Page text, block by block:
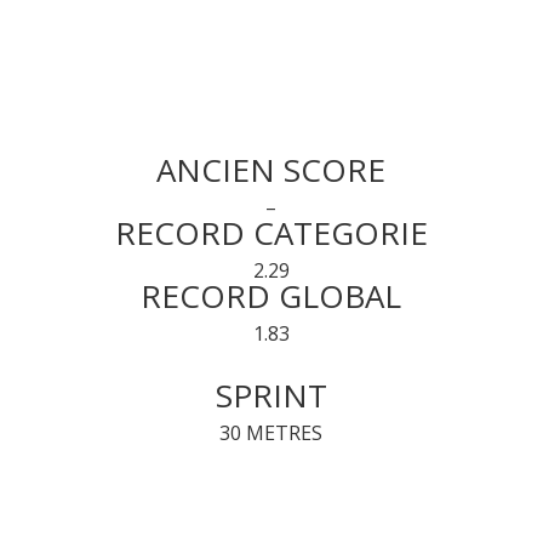
ANCIEN SCORE
–
RECORD CATEGORIE
2.29
RECORD GLOBAL
1.83
SPRINT
30 METRES